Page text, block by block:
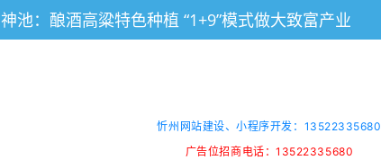
神池：酿酒高粱特色种植 “1+9”模式做大致富产业
忻州网站建设、小程序开发：13522335680
广告位招商电话：13522335680